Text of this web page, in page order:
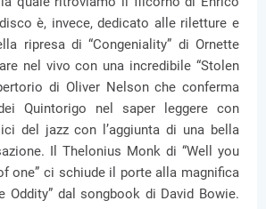
è, invece, dedicato alle riletture e
ripresa di “Congeniality” di Ornette
nel vivo con una incredibile “Stolen
di Oliver Nelson che conferma
Quintorigo nel saper leggere con
del jazz con l’aggiunta di una bella
Il Thelonius Monk di “Well you
of one” ci schiude il porte alla magnifica
Oddity” dal songbook di David Bowie.